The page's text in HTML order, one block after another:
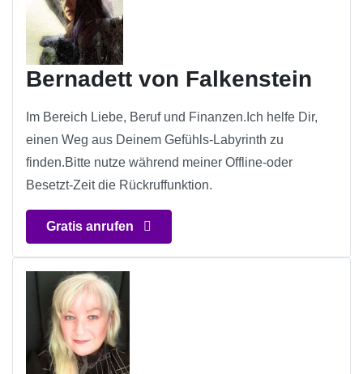
Bernadett von Falkenstein
Im Bereich Liebe, Beruf und Finanzen.Ich helfe Dir,
einen Weg aus Deinem Gefühls-Labyrinth zu
finden.Bitte nutze während meiner Offline-oder
Besetzt-Zeit die Rückruffunktion.
Gratis anrufen